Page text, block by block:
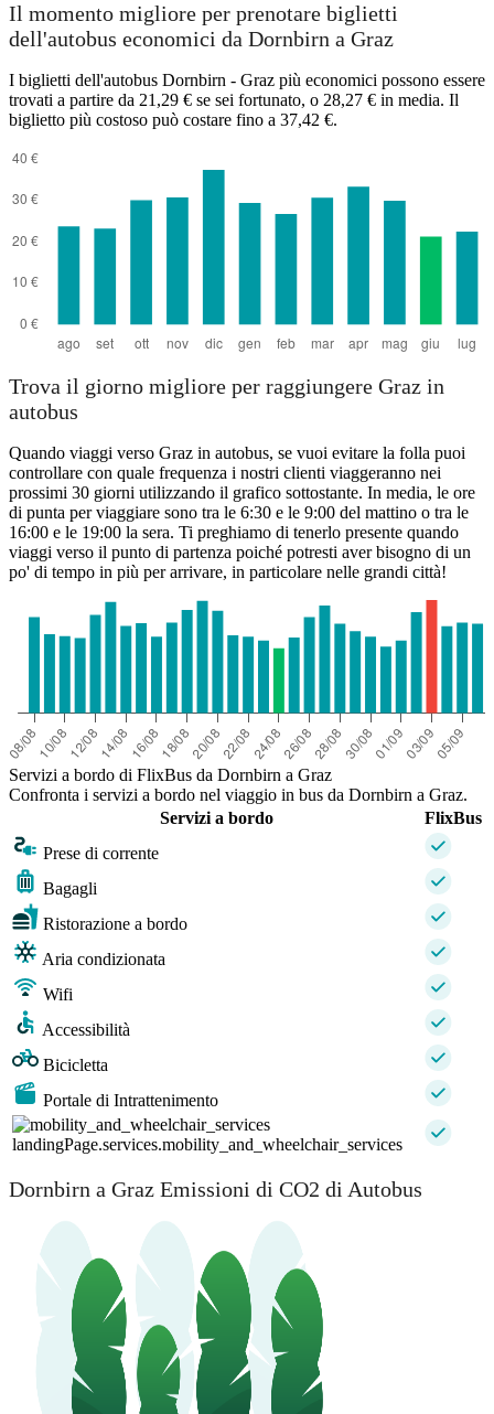
Il momento migliore per prenotare biglietti
dell'autobus economici da Dornbirn a Graz
I biglietti dell'autobus Dornbirn - Graz più economici possono essere
trovati a partire da 21,29 € se sei fortunato, o 28,27 € in media. Il
biglietto più costoso può costare fino a 37,42 €.
Trova il giorno migliore per raggiungere Graz in
autobus
Quando viaggi verso Graz in autobus, se vuoi evitare la folla puoi
controllare con quale frequenza i nostri clienti viaggeranno nei
prossimi 30 giorni utilizzando il grafico sottostante. In media, le ore
di punta per viaggiare sono tra le 6:30 e le 9:00 del mattino o tra le
16:00 e le 19:00 la sera. Ti preghiamo di tenerlo presente quando
viaggi verso il punto di partenza poiché potresti aver bisogno di un
po' di tempo in più per arrivare, in particolare nelle grandi città!
Servizi a bordo di FlixBus da Dornbirn a Graz
Confronta i servizi a bordo nel viaggio in bus da Dornbirn a Graz.
Servizi a bordo
FlixBus
Prese di corrente
Bagagli
Ristorazione a bordo
Aria condizionata
Wifi
Accessibilità
Bicicletta
Portale di Intrattenimento
landingPage.services.mobility_and_wheelchair_services
Dornbirn a Graz Emissioni di CO2 di Autobus